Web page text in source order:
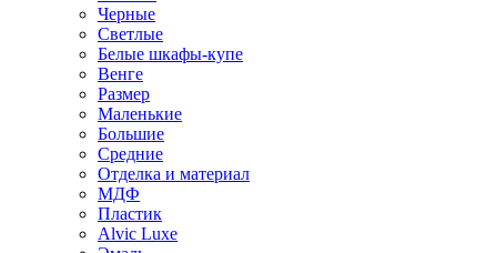
Черные
Светлые
Белые шкафы-купе
Венге
Размер
Маленькие
Большие
Средние
Отделка и материал
МДФ
Пластик
Alvic Luxe